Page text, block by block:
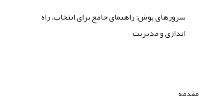
سرورهای بوش: راهنمای جامع برای انتخاب، راه
اندازی و مدیریت
مقدمه